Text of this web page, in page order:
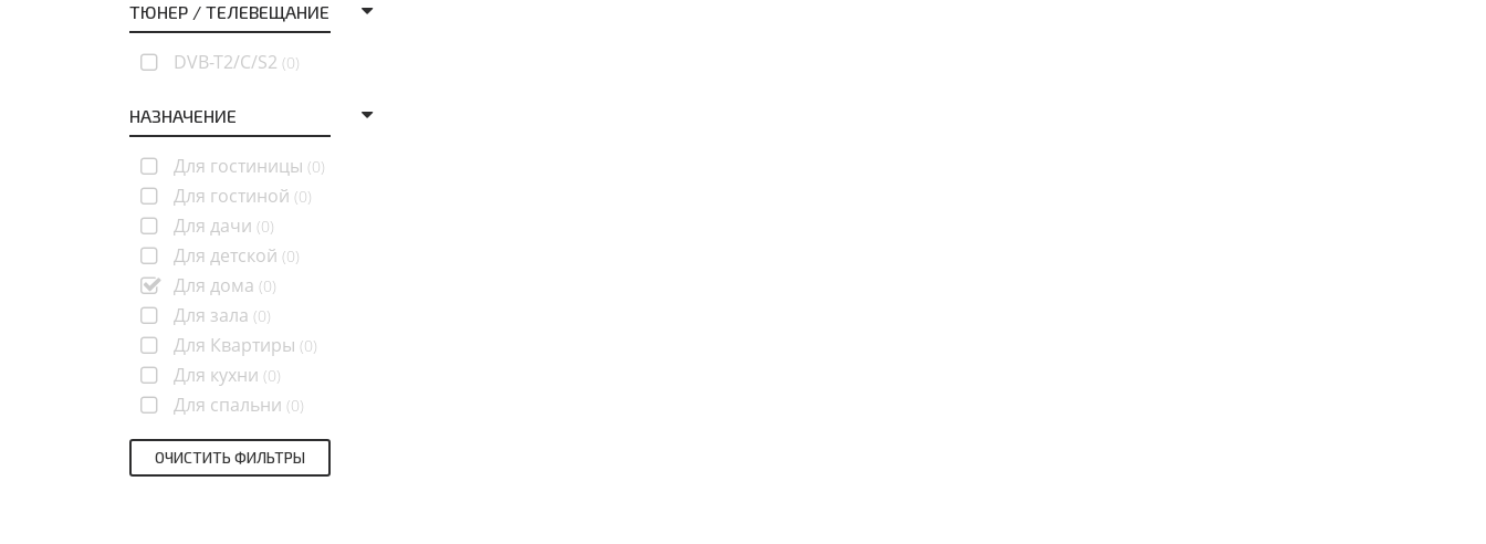
ТЮНЕР / ТЕЛЕВЕЩАНИЕ
DVB-T2/C/S2 (0)
НАЗНАЧЕНИЕ
Для гостиницы (0)
Для гостиной (0)
Для дачи (0)
Для детской (0)
Для дома (0)
Для зала (0)
Для Квартиры (0)
Для кухни (0)
Для спальни (0)